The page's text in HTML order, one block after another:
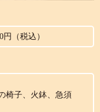
円（税込）
椅子、火鉢、急須